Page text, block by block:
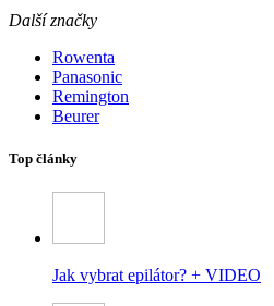
Další značky
Rowenta
Panasonic
Remington
Beurer
Top články
Jak vybrat epilátor? + VIDEO